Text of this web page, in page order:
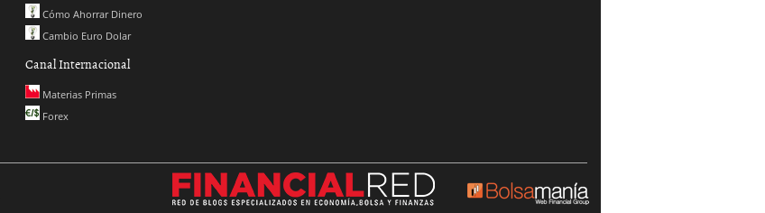
Cómo Ahorrar Dinero
Cambio Euro Dolar
Canal Internacional
Materias Primas
Forex